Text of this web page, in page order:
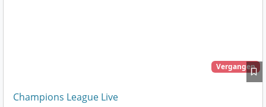
Vergangen
Champions League Live